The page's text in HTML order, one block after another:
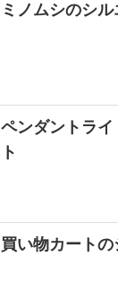
ミノムシのシル
ペンダントライ
ト
買い物カート